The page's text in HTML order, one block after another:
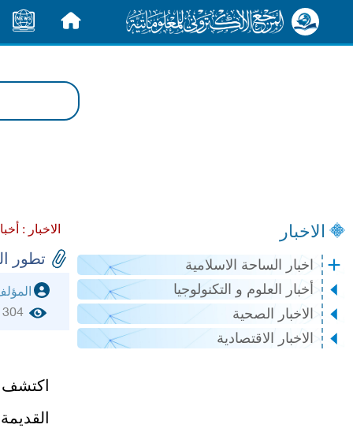
الاخبار
اخبار الساحة الاسلامية
أخبار العلوم و التكنولوجيا
الاخبار الصحية
الاخبار الاقتصادية
الاخبار :
تطور